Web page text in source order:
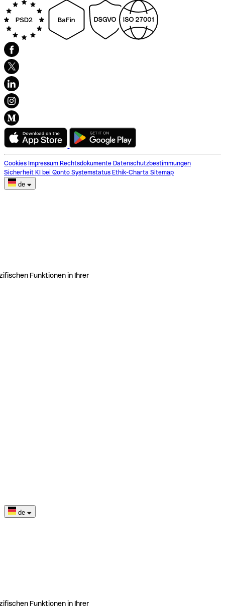
Cookies Impressum Rechtsdokumente Datenschutzbestimmungen
Sicherheit KI bei Qonto Systemstatus Ethik-Charta Sitemap
de
Funktionen in Ihrer
de
Funktionen in Ihrer